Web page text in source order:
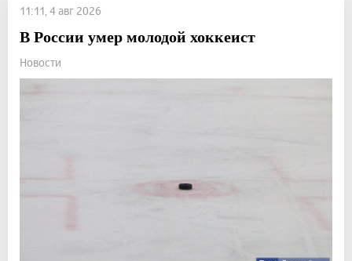
11:11, 4 авг 2026
В России умер молодой хоккеист
Новости